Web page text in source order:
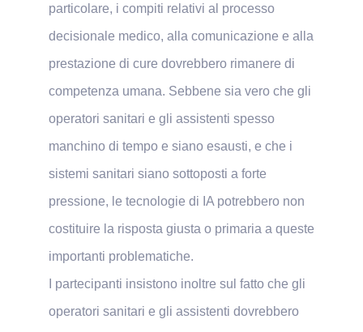
particolare, i compiti relativi al processo
decisionale medico, alla comunicazione e alla
prestazione di cure dovrebbero rimanere di
competenza umana. Sebbene sia vero che gli
operatori sanitari e gli assistenti spesso
manchino di tempo e siano esausti, e che i
sistemi sanitari siano sottoposti a forte
pressione, le tecnologie di IA potrebbero non
costituire la risposta giusta o primaria a queste
importanti problematiche.
I partecipanti insistono inoltre sul fatto che gli
operatori sanitari e gli assistenti dovrebbero